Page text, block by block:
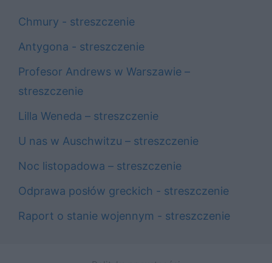
Chmury - streszczenie
Antygona - streszczenie
Profesor Andrews w Warszawie –
streszczenie
Lilla Weneda – streszczenie
U nas w Auschwitzu – streszczenie
Noc listopadowa – streszczenie
Odprawa posłów greckich - streszczenie
Raport o stanie wojennym - streszczenie